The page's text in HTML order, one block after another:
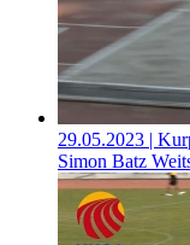
29.05.2023 |
Simon Batz